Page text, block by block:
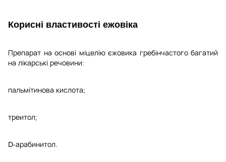
Корисні властивості ежовіка
Препарат на основі міцелію єжовика гребінчастого багатий
на лікарські речовини:
пальмітинова кислота;
треитол;
D-арабинитол.